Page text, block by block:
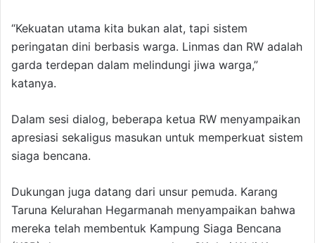
“Kekuatan utama kita bukan alat, tapi sistem
peringatan dini berbasis warga. Linmas dan RW adalah
garda terdepan dalam melindungi jiwa warga,”
katanya.
Dalam sesi dialog, beberapa ketua RW menyampaikan
apresiasi sekaligus masukan untuk memperkuat sistem
siaga bencana.
Dukungan juga datang dari unsur pemuda. Karang
Taruna Kelurahan Hegarmanah menyampaikan bahwa
mereka telah membentuk Kampung Siaga Bencana